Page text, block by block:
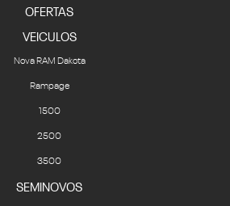
OFERTAS
VEICULOS
Nova RAM Dakota
Rampage
1500
2500
3500
SEMINOVOS